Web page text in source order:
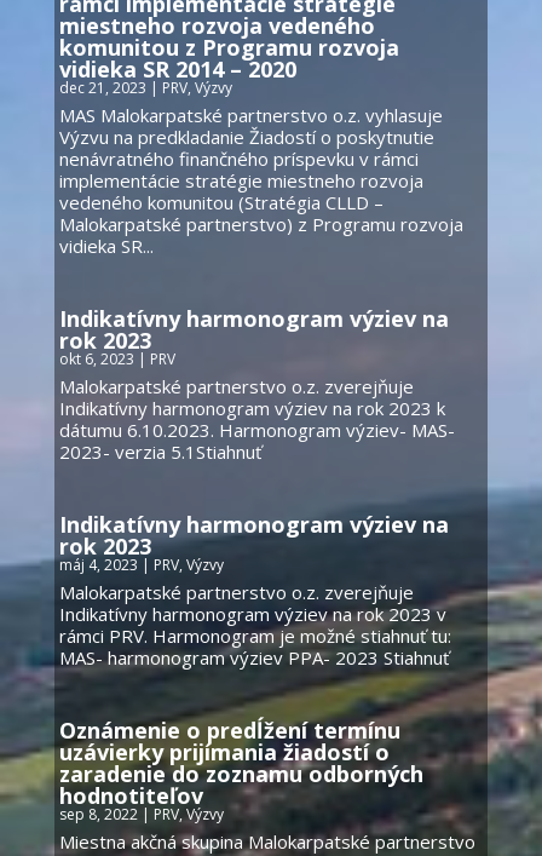
miestneho rozvoja vedeného
komunitou z Programu rozvoja
vidieka SR 2014 – 2020
dec 21, 2023 | PRV,Výzvy
MAS Malokarpatské partnerstvo o.z. vyhlasuje
Výzvu na predkladanie Žiadostí o poskytnutie
nenávratného finančného príspevku v rámci
implementácie stratégie miestneho rozvoja
vedeného komunitou (Stratégia CLLD –
Malokarpatské partnerstvo) z Programu rozvoja
vidieka SR...
Indikatívny harmonogram výziev na
rok 2023
okt 6, 2023 | PRV
Malokarpatské partnerstvo o.z. zverejňuje
Indikatívny harmonogram výziev na rok 2023 k
dátumu 6.10.2023. Harmonogram výziev- MAS-
2023- verzia 5.1Stiahnuť
Indikatívny harmonogram výziev na
rok 2023
máj 4, 2023 | PRV,Výzvy
Malokarpatské partnerstvo o.z. zverejňuje
Indikatívny harmonogram výziev na rok 2023 v
rámci PRV. Harmonogram je možné stiahnuť tu:
MAS- harmonogram výziev PPA- 2023 Stiahnuť
Oznámenie o predĺžení termínu
uzávierky prijímania žiadostí o
zaradenie do zoznamu odborných
hodnotiteľov
sep 8, 2022 |PRV,Výzvy
Miestna akčná skupina Malokarpatské partnerstvo